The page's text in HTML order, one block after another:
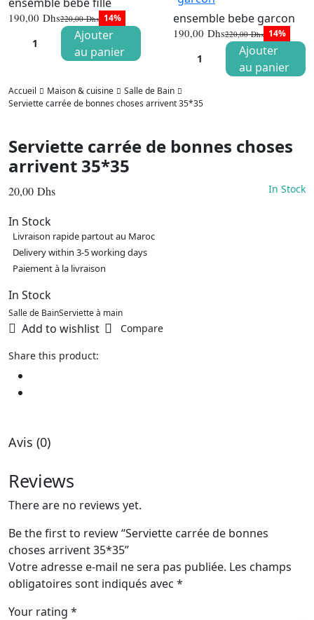
220,00Dhs
Le
prix
initial
était :
190,00 Dhs
Le
prix
actuel
est :
14%
Ajouter
au panier
ensemble bebe garcon
220,00Dhs
Le
prix
initial
était :
190,00 Dhs
Le
prix
actuel
est :
14%
Ajouter
au panier
Accueil Maison & cuisine
Salle de Bain
Serviette carrée de bonnes choses arrivent 35*35
Serviette carrée de bonnes choses
arrivent 35*35
20,00 Dhs In Stock
In Stock
Livraison rapide partout au Maroc
Delivery within 3-5 working days
Paiement à la livraison
In Stock
Salle de BainServiette à main
Add to wishlist Compare
Share this product:
Avis (0)
Reviews
There are no reviews yet.
Be the first to review “Serviette carrée de bonnes
choses arrivent 35*35”
Votre adresse e-mail ne sera pas publiée. Les champs
obligatoires sont indiqués avec *
Your rating *